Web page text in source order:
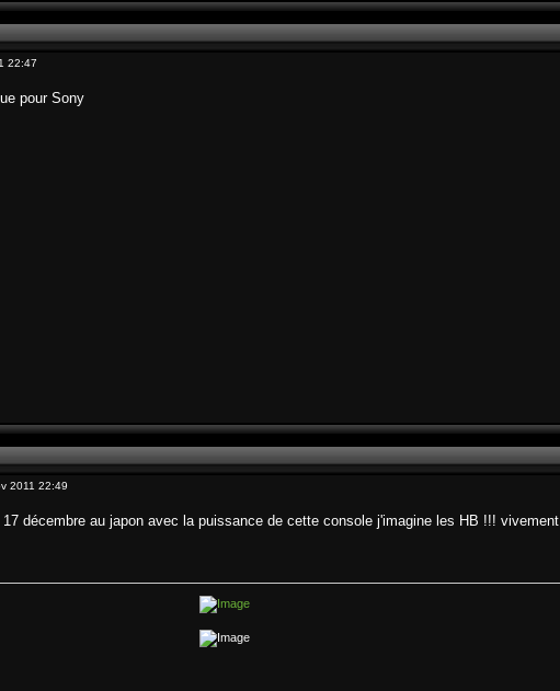
22:47
pour Sony
2011 22:49
décembre au japon avec la puissance de cette console j'imagine les HB !!! vivement